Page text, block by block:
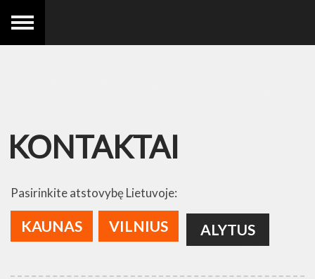
KONTAKTAI
Pasirinkite atstovybę Lietuvoje:
KAUNAS VILNIUS ALYTUS